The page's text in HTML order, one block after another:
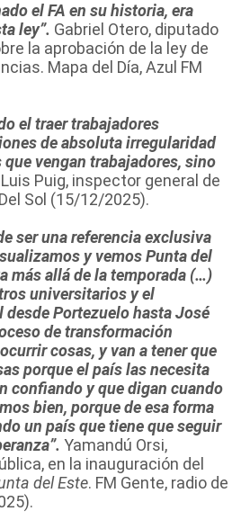
el FA en su historia, era
ley”. Gabriel Otero, diputado
la aprobación de la ley de
Mapa del Día, Azul FM
el traer trabajadores
de absoluta irregularidad
vengan trabajadores, sino
Luis Puig, inspector general de
Sol (15/12/2025).
ser una referencia exclusiva
y vemos Punta del
más allá de la temporada (…)
universitarios y el
Portezuelo hasta José
de transformación
cosas, y van a tener que
porque el país las necesita
confiando y que digan cuando
bien, porque de esa forma
un país que tiene que seguir
Yamandú Orsi,
en la inauguración del
del Este. FM Gente, radio de